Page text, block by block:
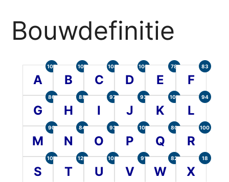
Bouwdefinitie
A
105
B
107
C
104
D
100
E
78
F
83
G
86
H
88
I
97
J
93
K
101
L
94
M
90
N
84
O
93
P
101
Q
80
R
100
S
107
T
120
U
104
V
91
W
82
X
18